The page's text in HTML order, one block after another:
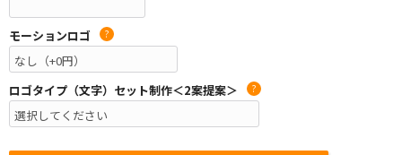
モーションロゴ ?
ロゴタイプ（文字）セット制作＜2案提案＞ ?